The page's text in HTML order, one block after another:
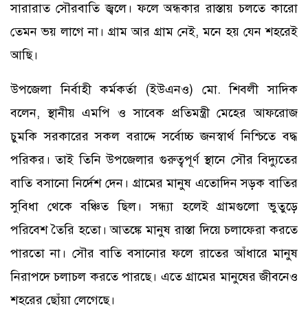
সারারাত সৌরবাতি জ্বলে। ফলে অন্ধকার রাস্তায় চলতে কারো
তেমন ভয় লাগে না। গ্রাম আর গ্রাম নেই, মনে হয় যেন শহরেই
আছি।
উপজেলা নির্বাহী কর্মকর্তা (ইউএনও) মো. শিবলী সাদিক
বলেন, স্থানীয় এমপি ও সাবেক প্রতিমন্ত্রী মেহের আফরোজ
চুমকি সরকারের সকল বরাদ্দে সর্বোচ্চ জনস্বার্থ নিশ্চিতে বদ্ধ
পরিকর। তাই তিনি উপজেলার গুরুত্বপূর্ণ স্থানে সৌর বিদ্যুতের
বাতি বসানো নির্দেশ দেন। গ্রামের মানুষ এতোদিন সড়ক বাতির
সুবিধা থেকে বঞ্চিত ছিল। সন্ধ্যা হলেই গ্রামগুলো ভুতুড়ে
পরিবেশ তৈরি হতো। আতঙ্কে মানুষ রাস্তা দিয়ে চলাফেরা করতে
পারতো না। সৌর বাতি বসানোর ফলে রাতের আঁধারে মানুষ
নিরাপদে চলাচল করতে পারছে। এতে গ্রামের মানুষের জীবনেও
শহরের ছোঁয়া লেগেছে।